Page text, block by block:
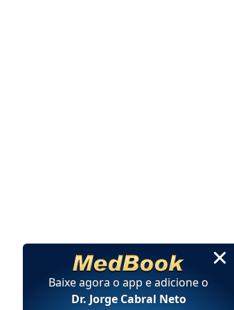
Baixe agora o app e adicioneo
Dr. Jorge Cabral Neto